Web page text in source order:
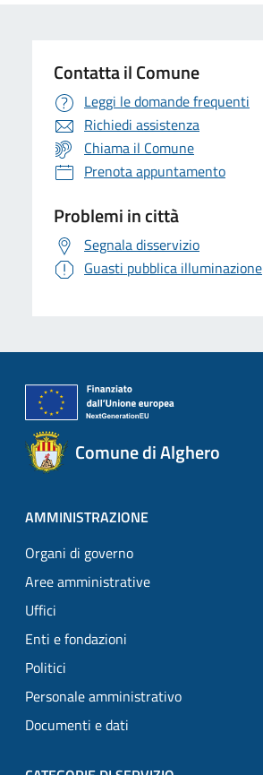
Contatta il Comune
Leggi le domande frequenti
Richiedi assistenza
Chiama il Comune
Prenota appuntamento
Problemi in città
Segnala disservizio
Guasti pubblica illuminazione
Comune di Alghero
AMMINISTRAZIONE
Organi di governo
Aree amministrative
Uffici
Enti e fondazioni
Politici
Personale amministrativo
Documenti e dati